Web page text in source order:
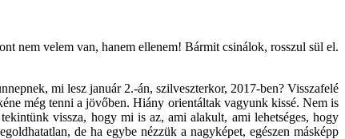
nem velem van, hanem ellenem! Bármit csinálok, rosszul sül el.
mi lesz január 2.-án, szilveszterkor, 2017-ben? Visszafelé
még tenni a jövőben. Hiány orientáltak vagyunk kissé. Nem is
vissza, hogy mi is az, ami alakult, ami lehetséges, hogy
de ha egybe nézzük a nagyképet, egészen másképp